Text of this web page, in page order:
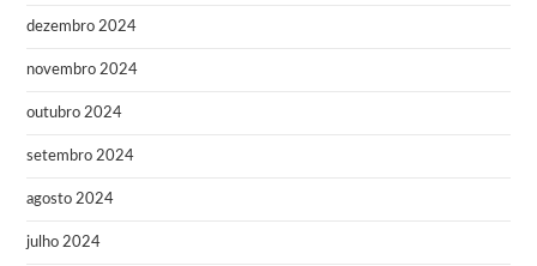
dezembro 2024
novembro 2024
outubro 2024
setembro 2024
agosto 2024
julho 2024